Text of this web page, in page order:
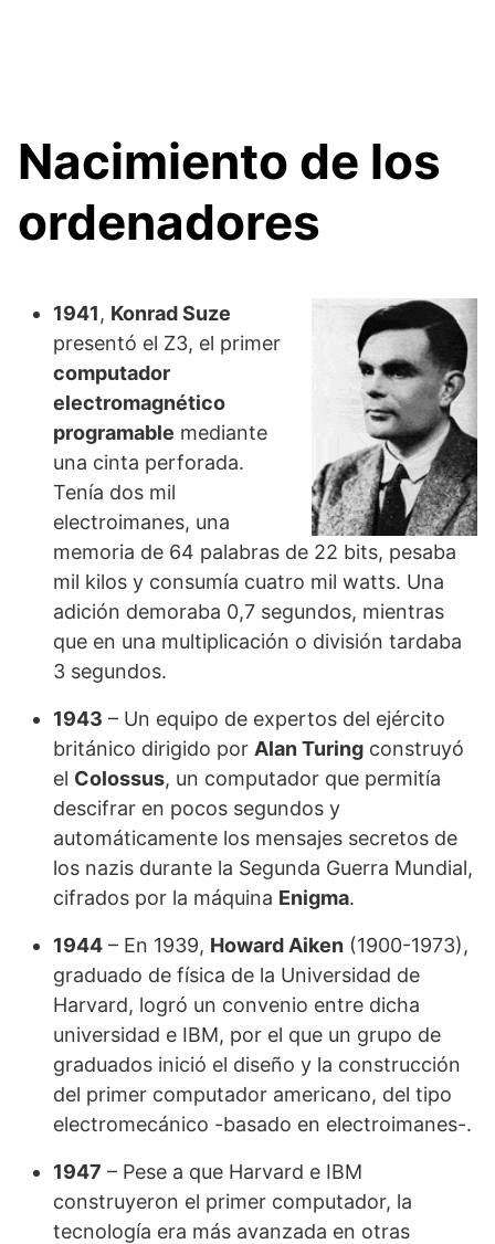
Nacimiento de los
ordenadores
1941, Konrad Suze
presentó el Z3, el primer
computador
electromagnético
programable mediante
una cinta perforada.
Tenía dos mil
electroimanes, una
memoria de 64 palabras de 22 bits, pesaba
mil kilos y consumía cuatro mil watts. Una
adición demoraba 0,7 segundos, mientras
que en una multiplicación o división tardaba
3 segundos.
1943 – Un equipo de expertos del ejército
británico dirigido por Alan Turing construyó
el Colossus, un computador que permitía
descifrar en pocos segundos y
automáticamente los mensajes secretos de
los nazis durante la Segunda Guerra Mundial,
cifrados por la máquina Enigma.
1944 – En 1939, Howard Aiken (1900-1973),
graduado de física de la Universidad de
Harvard, logró un convenio entre dicha
universidad e IBM, por el que un grupo de
graduados inició el diseño y la construcción
del primer computador americano, del tipo
electromecánico -basado en electroimanes-.
1947 – Pese a que Harvard e IBM
construyeron el primer computador, la
tecnología era más avanzada en otras